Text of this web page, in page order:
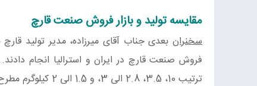
مقایسه تولید و بازار فروش صنعت قارچ
سخنران بعدی جناب آقای میرزاده، مدیر تولید
فروش صنعت قارچ در ایران و استرالیا انجام
ترتیب 10، 3.5، 2.8 الی 3، و 1.5 الی 2 کیلوگرم مطرح کردند. این ارقام نشان‌دهنده نیاز ایران به ترغیب مردم به مصرف قارچ است.